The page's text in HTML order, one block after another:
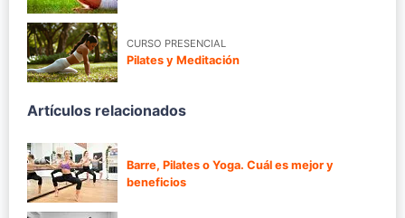
CURSO PRESENCIAL
Pilates y Meditación
Artículos relacionados
Barre, Pilates o Yoga. Cuál es mejor y
beneficios